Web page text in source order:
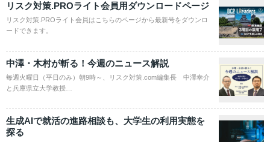
リスク対策.PROライト会員用ダウンロードページ
リスク対策.PROライト会員はこちらのページから最新号をダウンロ
ードできます。
中澤・木村が斬る！今週のニュース解説
毎週火曜日（平日のみ）朝9時～、リスク対策.com編集長 中澤幸介
と兵庫県立大学教授…
生成AIで就活の進路相談も、大学生の利用実態を
探る